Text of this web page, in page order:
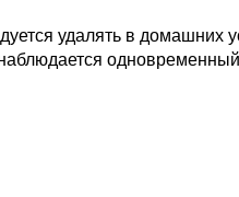
удалять в домашних
наблюдается